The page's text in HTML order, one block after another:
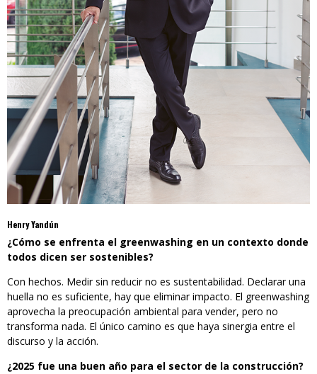
Henry Yandún
¿Cómo se enfrenta el greenwashing en un contexto donde
todos dicen ser sostenibles?
Con hechos. Medir sin reducir no es sustentabilidad. Declarar una
huella no es suficiente, hay que eliminar impacto. El greenwashing
aprovecha la preocupación ambiental para vender, pero no
transforma nada. El único camino es que haya sinergia entre el
discurso y la acción.
¿2025 fue una buen año para el sector de la construcción?